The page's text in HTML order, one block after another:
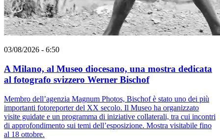
03/08/2026 - 6:50
A Milano, al Museo diocesano, una mostra dedicata
al fotografo svizzero Werner Bischof
Membro dell’agenzia Magnum Photos, Bischof è stato uno dei più
importanti fotoreporter del XX secolo. Il Museo ha organizzato
visite guidate e un programma di iniziative collaterali, tra cui incontri
di approfondimento sui temi dell’esposizione. Mostra visitabile fino
al 18 ottobre.